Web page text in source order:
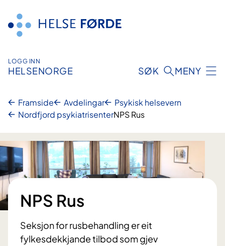
innhald
LOGG INN
HELSENORGE SØK MENY
Framside Avdelingar
Psykisk helsevern
Nordfjord psykiatrisenterNPS Rus
NPS Rus
Seksjon for rusbehandling er eit
fylkesdekkjande tilbod som gjev